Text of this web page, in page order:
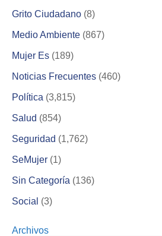
Grito Ciudadano (8)
Medio Ambiente (867)
Mujer Es (189)
Noticias Frecuentes (460)
Política (3,815)
Salud (854)
Seguridad (1,762)
SeMujer (1)
Sin Categoría (136)
Social (3)
Archivos